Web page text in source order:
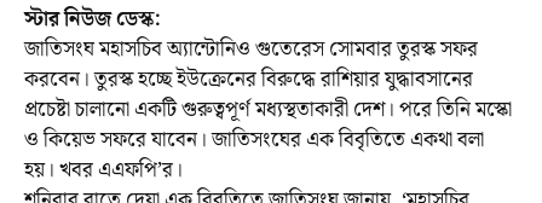
স্টার নিউজ ডেস্ক:
জাতিসংঘ মহাসচিব অ্যান্টোনিও গুতেরেস সোমবার তুরস্ক সফর
করবেন। তুরস্ক হচ্ছে ইউক্রেনের বিরুদ্ধে রাশিয়ার যুদ্ধাবসানের
প্রচেষ্টা চালানো একটি গুরুত্বপূর্ণ মধ্যস্থতাকারী দেশ। পরে তিনি মস্কো
ও কিয়েভ সফরে যাবেন। জাতিসংঘের এক বিবৃতিতে একথা বলা
হয়। খবর এএফপি’র।